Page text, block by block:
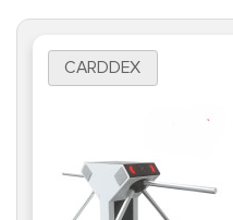
CARDDEX